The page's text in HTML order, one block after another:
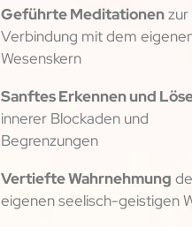
Geführte Meditationenzur
Verbindung mit dem
Wesenskern
Sanftes Erkennen und
innerer Blockaden und
Begrenzungen
Vertiefte Wahrnehmung
eigenen seelisch-geistigen